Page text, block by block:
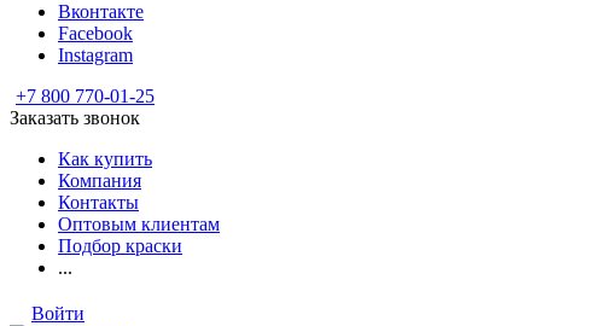
Вконтакте
Facebook
Instagram
+7 800 770-01-25
Заказать звонок
Как купить
Компания
Контакты
Оптовым клиентам
Подбор краски
...
Войти